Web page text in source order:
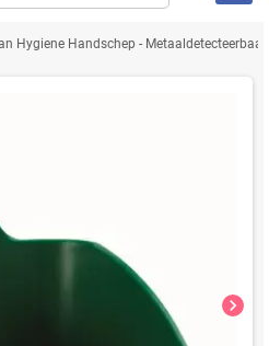
Hygiene Handschep - Metaaldetecteerbaar
chevron_right